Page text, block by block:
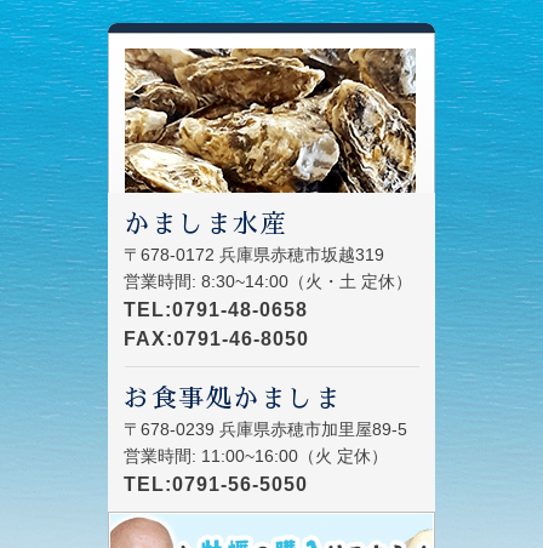
かましま水産
〒678-0172 兵庫県赤穂市坂越319
営業時間: 8:30~14:00（火・土 定休）
TEL:0791-48-0658
FAX:0791-46-8050
お食事処かましま
〒678-0239 兵庫県赤穂市加里屋89-5
営業時間: 11:00~16:00（火 定休）
TEL:0791-56-5050